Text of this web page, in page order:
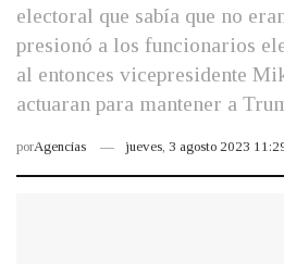
electoral que sabía que no
presionó a los funcionarios
al entonces vicepresidente
actuaran para mantener a
porAgencias jueves, 3 agosto 2023